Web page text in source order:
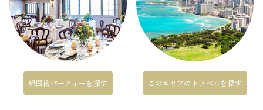
帰国後パーティーを探す このエリアのトラベルを探す